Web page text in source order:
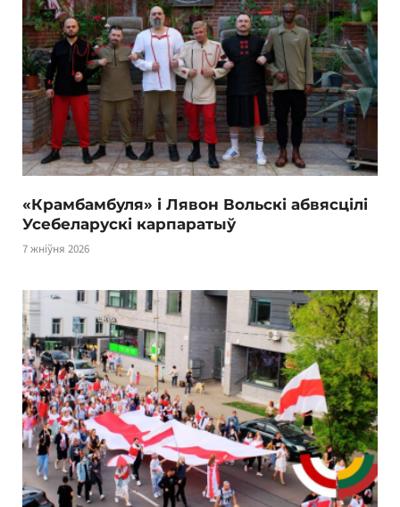
«Крамбамбуля» і Лявон Вольскі абвясцілі
Усебеларускі карпаратыў
7 жніўня 2026